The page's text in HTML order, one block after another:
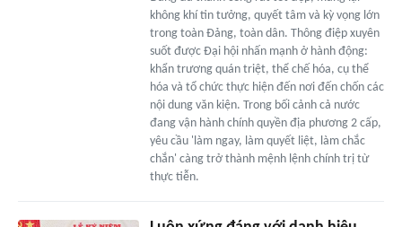
không khí tin tưởng, quyết tâm và kỳ vọng lớn
trong toàn Đảng, toàn dân. Thông điệp xuyên
suốt được Đại hội nhấn mạnh ở hành động:
khẩn trương quán triệt, thể chế hóa, cụ thể
hóa và tổ chức thực hiện đến nơi đến chốn các
nội dung văn kiện. Trong bối cảnh cả nước
đang vận hành chính quyền địa phương 2 cấp,
yêu cầu 'làm ngay, làm quyết liệt, làm chắc
chắn' càng trở thành mệnh lệnh chính trị từ
thực tiễn.